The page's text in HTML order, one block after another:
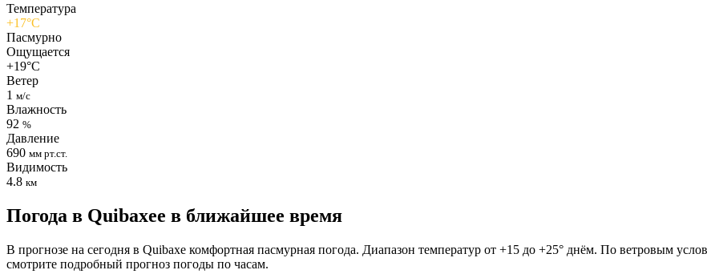
Температура
+17°C
Пасмурно
Ощущается
+19°C
Ветер
1 м/с
Влажность
92 %
Давление
690 мм рт.ст.
Видимость
4.8 км
Погода в Quibaxeе в ближайшее время
В прогнозе на сегодня в Quibaxe комфортная пасмурная погода. Диапазон температур от +15 до +25° днём. По ветровым
смотрите подробный прогноз погоды по часам.